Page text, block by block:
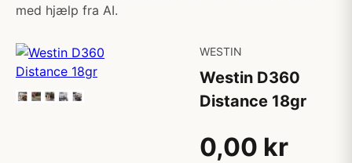
med hjælp fra AI.
WESTIN
Westin D360
Distance 18gr
0,00 kr